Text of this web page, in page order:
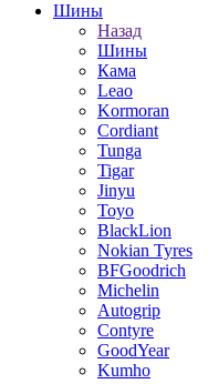
Шины
Назад
Шины
Кама
Leao
Kormoran
Cordiant
Tunga
Tigar
Jinyu
Toyo
BlackLion
Nokian Tyres
BFGoodrich
Michelin
Autogrip
Contyre
GoodYear
Kumho